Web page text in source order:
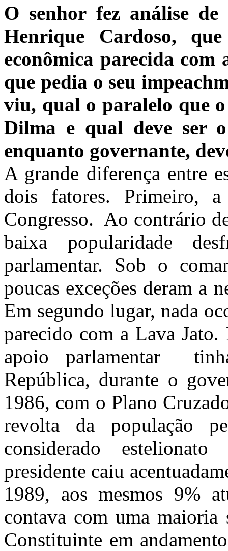
O senhor fez análise
Henrique Cardoso,
econômica parecida
que pedia o seu
viu, qual o paralelo que
Dilma e qual deve ser
enquanto governante,
A grande diferença entre
dois fatores. Primeiro,
Congresso. Ao contrário
baixa popularidade
parlamentar. Sob o
poucas exceções deram a
Em segundo lugar, nada
parecido com a Lava
apoio parlamentar
República, durante o
1986, com o Plano
revolta da população
considerado
presidente caiu
1989, aos mesmos 9%
contava com uma maioria
Constituinte em